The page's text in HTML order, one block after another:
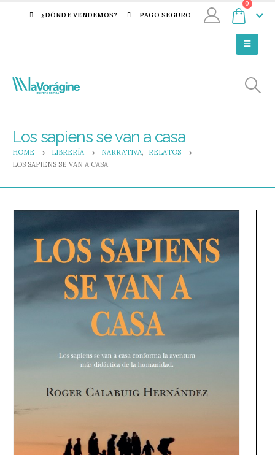
¿DÓNDE VENDEMOS? PAGO SEGURO
0
Los sapiens se van a casa
HOME LIBRERÍA NARRATIVA,
RELATOS
LOS SAPIENS SE VAN A CASA